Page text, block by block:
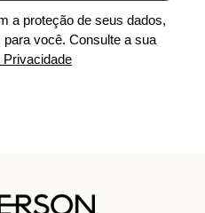
a proteção de seus dados,
você. Consulte a sua
Privacidade